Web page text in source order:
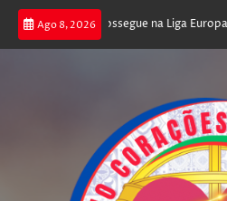
Ago 8, 2026
poker e prossegue na Liga Europa